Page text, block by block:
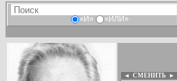
«И» «ИЛИ»
◄ СМЕНИТЬ ►